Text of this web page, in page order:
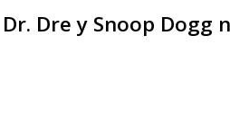
Dre y Snoop Dogg